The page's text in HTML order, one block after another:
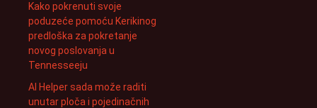
Kako pokrenuti svoje
poduzeće pomoću Kerikinog
predloška za pokretanje
novog poslovanja u
Tennesseeju
AI Helper sada može raditi
unutar ploča i pojedinačnih